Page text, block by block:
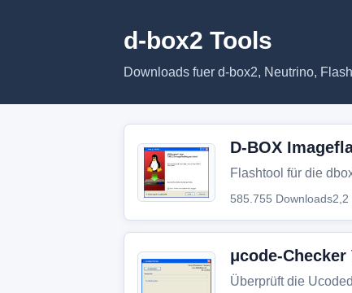
d-box2 Tools
Downloads fuer d-box2, Neutrino,
D-BOX
Flashtool für die
585.755 Downloads2,2
μcode-Checker
Überprüft die